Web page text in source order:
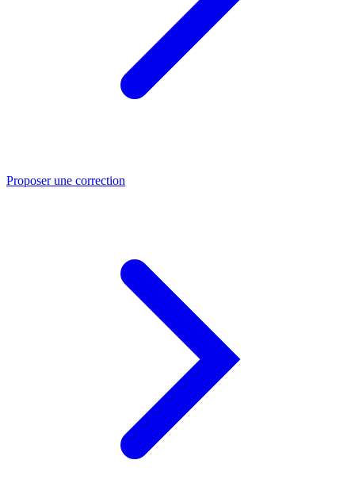
Proposer une correction